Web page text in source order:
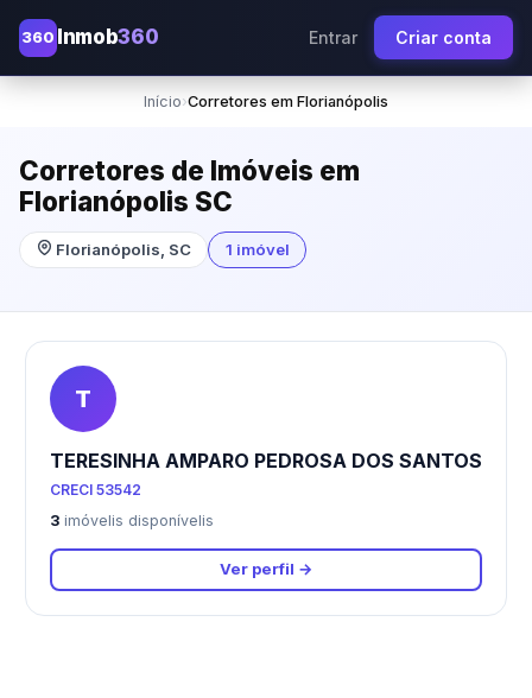
360 Inmob360 Entrar Criar conta
Início›Corretores em Florianópolis
Corretores de Imóveis em
Florianópolis SC
Florianópolis, SC 1 imóvel
T
TERESINHA AMPARO PEDROSA DOS SANTOS
CRECI 53542
3 imóvelis disponívelis
Ver perfil →